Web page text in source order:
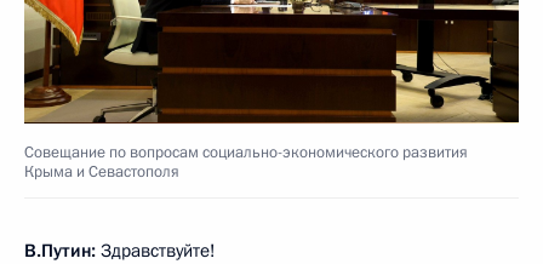
Совещание по вопросам социально-экономического развития
Крыма и Севастополя
В.Путин: Здравствуйте!